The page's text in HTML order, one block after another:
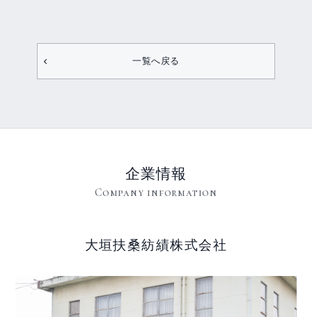
一覧へ戻る
企業情報
Company information
大垣扶桑紡績株式会社